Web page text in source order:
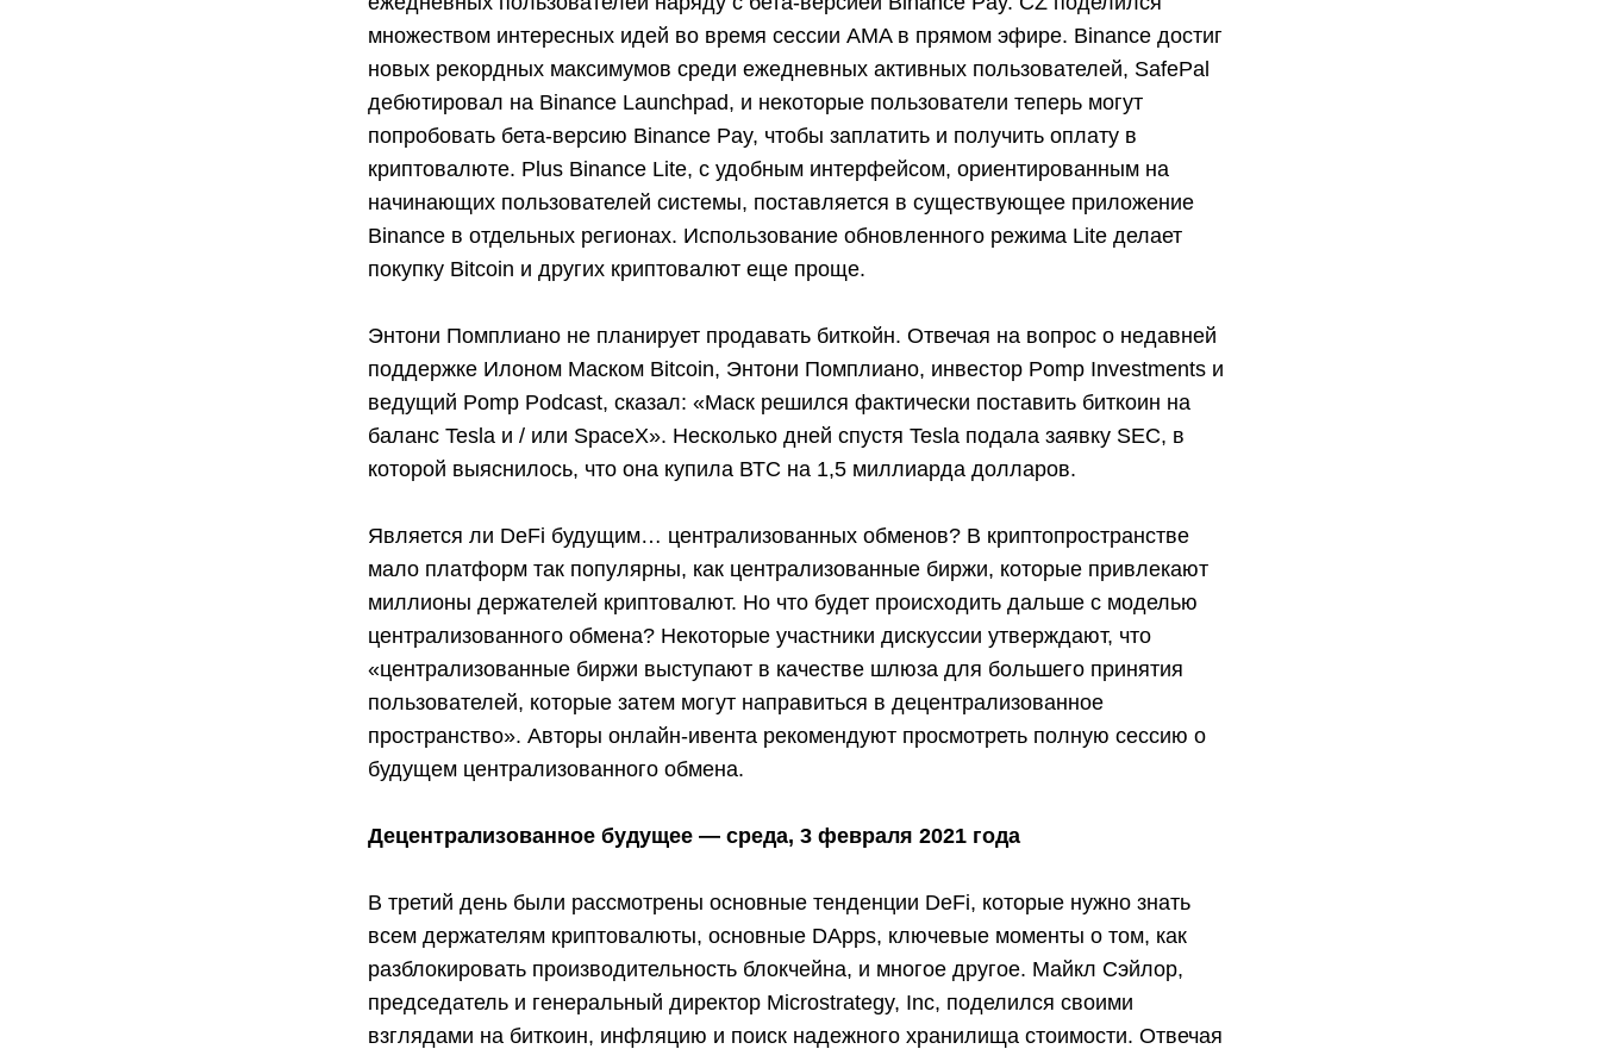
множеством интересных идей во время сессии AMA в прямом эфире. Binance достиг
новых рекордных максимумов среди ежедневных активных пользователей, SafePal
дебютировал на Binance Launchpad, и некоторые пользователи теперь могут
попробовать бета-версию Binance Pay, чтобы заплатить и получить оплату в
криптовалюте. Plus Binance Lite, с удобным интерфейсом, ориентированным на
начинающих пользователей системы, поставляется в существующее приложение
Binance в отдельных регионах. Использование обновленного режима Lite делает
покупку Bitcoin и других криптовалют еще проще.
Энтони Помплиано не планирует продавать биткойн. Отвечая на вопрос о недавней
поддержке Илоном Маском Bitcoin, Энтони Помплиано, инвестор Pomp Investments и
ведущий Pomp Podcast, сказал: «Маск решился фактически поставить биткоин на
баланс Tesla и / или SpaceX». Несколько дней спустя Tesla подала заявку SEC, в
которой выяснилось, что она купила ВТС на 1,5 миллиарда долларов.
Является ли DeFi будущим… централизованных обменов? В криптопространстве
мало платформ так популярны, как централизованные биржи, которые привлекают
миллионы держателей криптовалют. Но что будет происходить дальше с моделью
централизованного обмена? Некоторые участники дискуссии утверждают, что
«централизованные биржи выступают в качестве шлюза для большего принятия
пользователей, которые затем могут направиться в децентрализованное
пространство». Авторы онлайн-ивента рекомендуют просмотреть полную сессию о
будущем централизованного обмена.
Децентрализованное будущее — среда, 3 февраля 2021 года
В третий день были рассмотрены основные тенденции DeFi, которые нужно знать
всем держателям криптовалюты, основные DApps, ключевые моменты о том, как
разблокировать производительность блокчейна, и многое другое. Майкл Сэйлор,
председатель и генеральный директор Microstrategy, Inc, поделился своими
взглядами на биткоин, инфляцию и поиск надежного хранилища стоимости. Отвечая